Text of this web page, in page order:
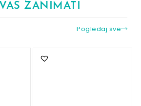
ZANIMATI
Pogledaj sve